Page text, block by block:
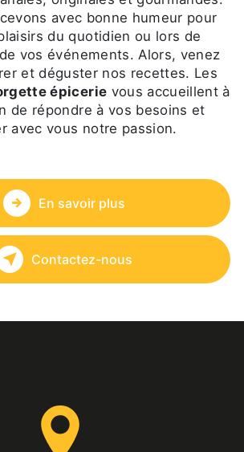
avec bonne humeur pour
du quotidien ou lors de
vos événements. Alors, venez
et déguster nos recettes. Les
épicerie vous accueillent à
de répondre à vos besoins et
avec vous notre passion.
En savoir plus
Contactez-nous